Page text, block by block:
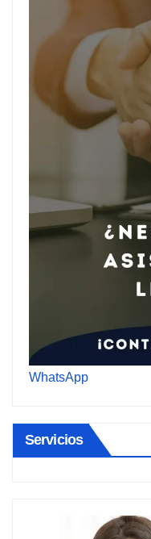
WhatsApp
Servicios